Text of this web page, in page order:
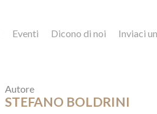
Eventi Dicono di noi Inviaci
Autore
STEFANO BOLDRINI